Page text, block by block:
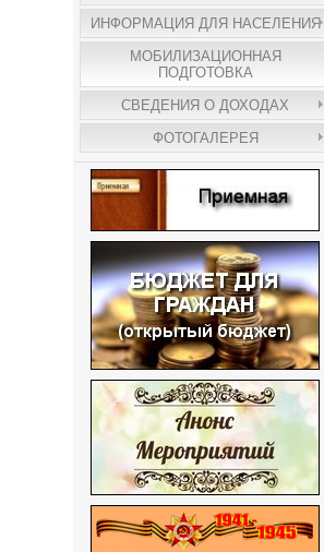
ИНФОРМАЦИЯ ДЛЯ НАСЕЛЕНИЯ
МОБИЛИЗАЦИОННАЯ
ПОДГОТОВКА
СВЕДЕНИЯ О ДОХОДАХ
ФОТОГАЛЕРЕЯ